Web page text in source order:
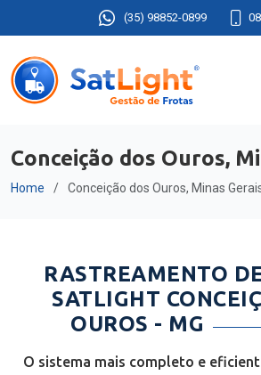
(35) 98852-0899
Conceição dos Ouros,
Home Conceição dos Ouros, Minas
RASTREAMENTO
SATLIGHT
OUROS - MG
O sistema mais completo e